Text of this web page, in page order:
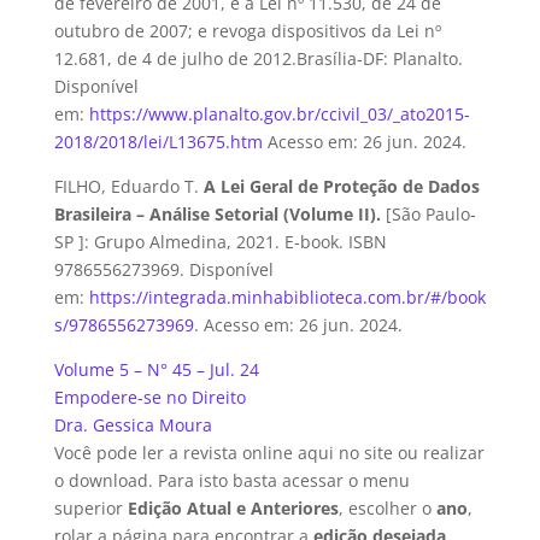
outubro de 2007; e revoga dispositivos da Lei nº
12.681, de 4 de julho de 2012.Brasília-DF: Planalto.
Disponível
em: https://www.planalto.gov.br/ccivil_03/_ato2015-
2018/2018/lei/L13675.htm Acesso em: 26 jun. 2024.
FILHO, Eduardo T. A Lei Geral de Proteção de Dados
Brasileira – Análise Setorial (Volume II). [São Paulo-
SP ]: Grupo Almedina, 2021. E-book. ISBN
9786556273969. Disponível
em: https://integrada.minhabiblioteca.com.br/#/book
s/9786556273969. Acesso em: 26 jun. 2024.
Volume 5 – N° 45 – Jul. 24
Empodere-se no Direito
Dra. Gessica Moura
Você pode ler a revista online aqui no site ou realizar
o download. Para isto basta acessar o menu
superior Edição Atual e Anteriores, escolher o ano,